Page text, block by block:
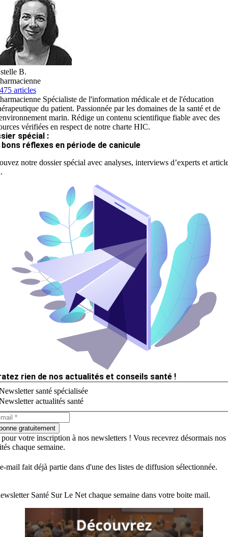
B.
articles
Spécialiste de l'information médicale et de l'éducation
du patient. Passionnée par les domaines de la santé et de
marin. Rédige un contenu scientifique fiable avec des
vérifiées en respect de notre charte HIC.
spécial :
bons réflexes en période de canicule
notre dossier spécial avec analyses, interviews d’experts et
rien de nos actualités et conseils santé !
santé spécialisée
actualités santé
gratuitement
votre inscription à nos newsletters ! Vous recevrez désormais nos
chaque semaine.
mail fait déjà partie dans d'une des listes de diffusion sélectionnée.
Santé Sur Le Net chaque semaine dans votre boite mail.